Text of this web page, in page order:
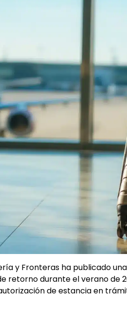
y Fronteras ha publicado
retorno durante el verano de
de estancia en